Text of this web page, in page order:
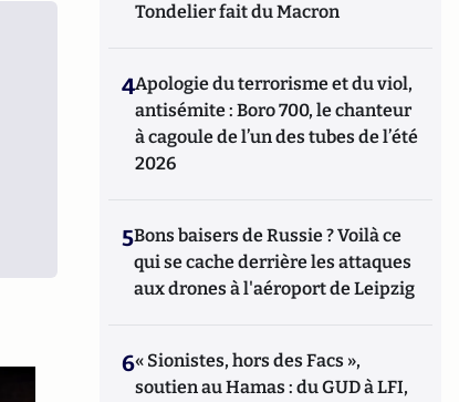
Tondelier fait du Macron
4Apologie du terrorisme et du viol,
antisémite : Boro 700, le chanteur
à cagoule de l’un des tubes de l’été
2026
5Bons baisers de Russie ? Voilà ce
qui se cache derrière les attaques
aux drones à l'aéroport de Leipzig
6« Sionistes, hors des Facs »,
soutien au Hamas : du GUD à LFI,